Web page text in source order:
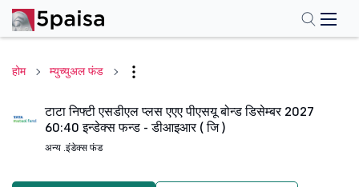
होम म्युच्युअल फंड
टाटा निफ्टी एसडीएल प्लस एएए पीएसयू बोन्ड डिसेम्बर 2027
60:40 इन्डेक्स फन्ड - डीआइआर ( जि )
अन्य .इंडेक्स फंड